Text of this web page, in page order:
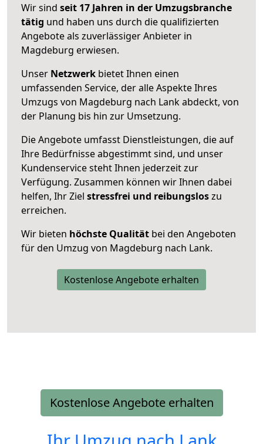
Wir sind seit 17 Jahren in der Umzugsbranche
tätig und haben uns durch die qualifizierten
Angebote als zuverlässiger Anbieter in
Magdeburg erwiesen.
Unser Netzwerk bietet Ihnen einen
umfassenden Service, der alle Aspekte Ihres
Umzugs von Magdeburg nach Lank abdeckt, von
der Planung bis hin zur Umsetzung.
Die Angebote umfasst Dienstleistungen, die auf
Ihre Bedürfnisse abgestimmt sind, und unser
Kundenservice steht Ihnen jederzeit zur
Verfügung. Zusammen können wir Ihnen dabei
helfen, Ihr Ziel stressfrei und reibungsloszu
erreichen.
Wir bieten höchste Qualität bei den Angeboten
für den Umzug von Magdeburg nach Lank.
Kostenlose Angebote erhalten
Kostenlose Angebote erhalten